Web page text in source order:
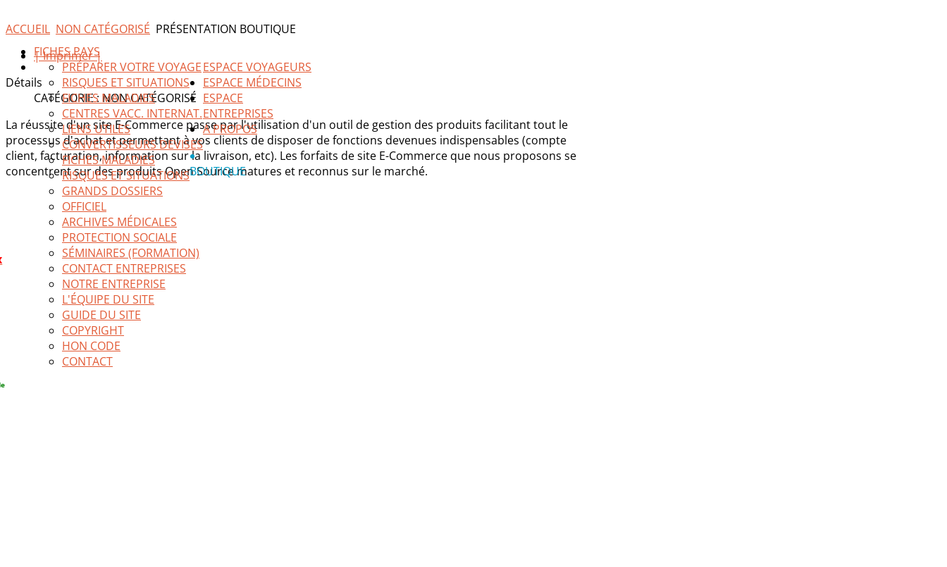
FICHES PAYS
ESPACE VOYAGEURS
PRÉPARER VOTRE VOYAGE
RISQUES ET SITUATIONS
FICHES MALADIES
CENTRES VACC. INTERNAT.
LIENS UTILES
CONVERTISSEURS DEVISES
ESPACE MÉDECINS
FICHES MALADIES
RISQUES ET SITUATIONS
GRANDS DOSSIERS
OFFICIEL
ARCHIVES MÉDICALES
ESPACE
ENTREPRISES
PROTECTION SOCIALE
SÉMINAIRES (FORMATION)
CONTACT ENTREPRISES
A PROPOS
NOTRE ENTREPRISE
L'ÉQUIPE DU SITE
GUIDE DU SITE
COPYRIGHT
HON CODE
CONTACT
BOUTIQUE
ACCUEIL NON CATÉGORISÉ PRÉSENTATION BOUTIQUE
| Imprimer |
Détails
CATÉGORIE : NON CATÉGORISÉ
La réussite d'un site E-Commerce passe par l'utilisation d'un outil de gestion des produits facilitant tout le
processus d'achat et permettant à vos clients de disposer de fonctions devenues indispensables (compte
client, facturation, information sur la livraison, etc). Les forfaits de site E-Commerce que nous proposons se
concentrent sur des produits Open Source matures et reconnus sur le marché.